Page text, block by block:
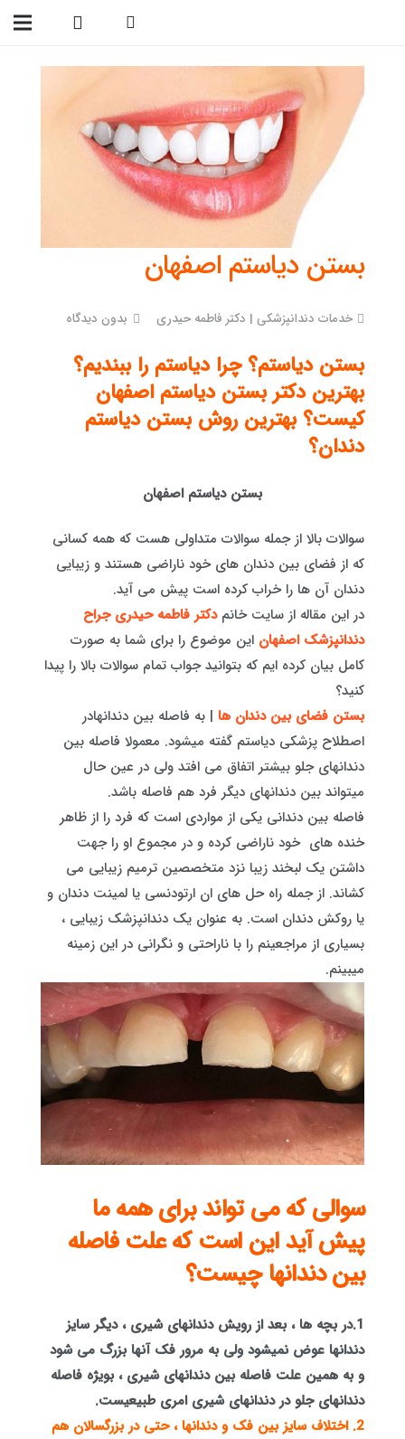
بستن دیاستم اصفهان
خدمات دندانپزشکی | دکتر فاطمه حیدری بدون دیدگاه
بستن دیاستم؟ چرا دیاستم را ببندیم؟
بهترین دکتر بستن دیاستم اصفهان
کیست؟ بهترین روش بستن دیاستم
دندان؟
بستن دیاستم اصفهان
سوالات بالا از جمله سوالات متداولی هست که همه کسانی
که از فضای بین دندان های خود ناراضی هستند و زیبایی
دندان آن ها را خراب کرده است پیش می آید.
در این مقاله از سایت خانمدکتر فاطمه حیدری جراح
دندانپزشک اصفهان این موضوع را برای شما به صورت
کامل بیان کرده ایم که بتوانید جواب تمام سوالات بالا را پیدا
کنید؟
بستن فضای بین دندان ها | به فاصله بین دندانهادر
اصطلاح پزشکی دیاستم گفته میشود. معمولا فاصله بین
دندانهای جلو بیشتر اتفاق می افتد ولی در عین حال
میتواند بین دندانهای دیگر فرد هم فاصله باشد.
فاصله بین دندانی یکی از مواردی است که فرد را از ظاهر
خنده های خود ناراضی کرده و در مجموع او را جهت
داشتن یک لبخند زیبا نزد متخصصین ترمیم زیبایی می
کشاند. از جمله راه حل های ان ارتودنسی یا لمینت دندان و
یا روکش دندان است. به عنوان یک دندانپزشک زیبایی ،
بسیاری از مراجعینم را با ناراحتی و نگرانی در این زمینه
میبینم.
سوالی که می تواند برای همه ما
پیش آید این است که علت فاصله
بین دندانها چیست؟
1.در بچه ها ، بعد از رویش دندانهای شیری ، دیگر سایز
دندانها عوض نمیشود ولی به مرور فک آنها بزرگ می شود
و به همین علت فاصله بین دندانهای شیری ، بویژه فاصله
دندانهای جلو در دندانهای شیری امری طبیعیست.
2. اختلاف سایز بین فک و دندانها ، حتی در بزرگسالان هم